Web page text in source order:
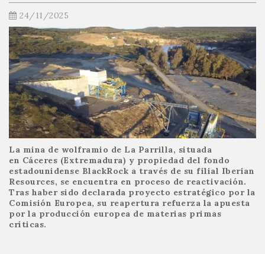
24/11/2025
La mina de wolframio de La Parrilla, situada
en Cáceres (Extremadura) y propiedad del fondo
estadounidense BlackRock a través de su filial Iberian
Resources, se encuentra en proceso de reactivación.
Tras haber sido declarada proyecto estratégico por la
Comisión Europea, su reapertura refuerza la apuesta
por la producción europea de materias primas
críticas.